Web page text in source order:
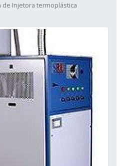
de Injetora termoplástica